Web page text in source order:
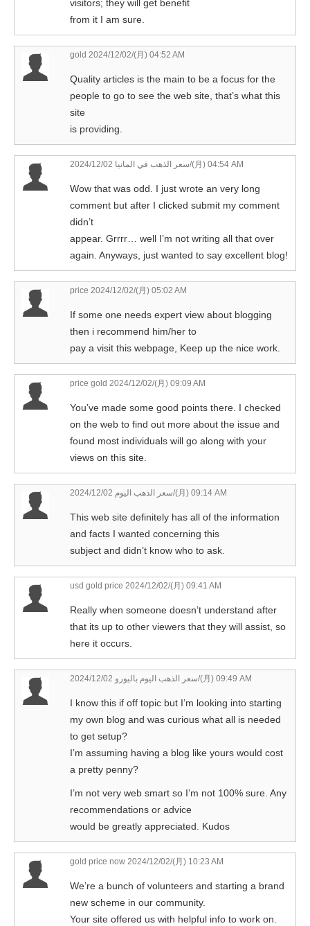
visitors; they will get benefit
from it I am sure.
gold 2024/12/02/(月) 04:52 AM
Quality articles is the main to be a focus for the
people to go to see the web site, that’s what this
site
is providing.
سعر الذهب في المانيا2024/12/02/(月) 04:54 AM
Wow that was odd. I just wrote an very long
comment but after I clicked submit my comment
didn’t
appear. Grrrr… well I’m not writing all that over
again. Anyways, just wanted to say excellent blog!
price 2024/12/02/(月) 05:02 AM
If some one needs expert view about blogging
then i recommend him/her to
pay a visit this webpage, Keep up the nice work.
price gold 2024/12/02/(月) 09:09 AM
You’ve made some good points there. I checked
on the web to find out more about the issue and
found most individuals will go along with your
views on this site.
سعر الذهب اليوم2024/12/02/(月) 09:14 AM
This web site definitely has all of the information
and facts I wanted concerning this
subject and didn’t know who to ask.
usd gold price 2024/12/02/(月) 09:41 AM
Really when someone doesn’t understand after
that its up to other viewers that they will assist, so
here it occurs.
سعر الذهب اليوم باليورو2024/12/02/(月) 09:49 AM
I know this if off topic but I’m looking into starting
my own blog and was curious what all is needed
to get setup?
I’m assuming having a blog like yours would cost
a pretty penny?
I’m not very web smart so I’m not 100% sure. Any
recommendations or advice
would be greatly appreciated. Kudos
gold price now 2024/12/02/(月) 10:23 AM
We’re a bunch of volunteers and starting a brand
new scheme in our community.
Your site offered us with helpful info to work on.